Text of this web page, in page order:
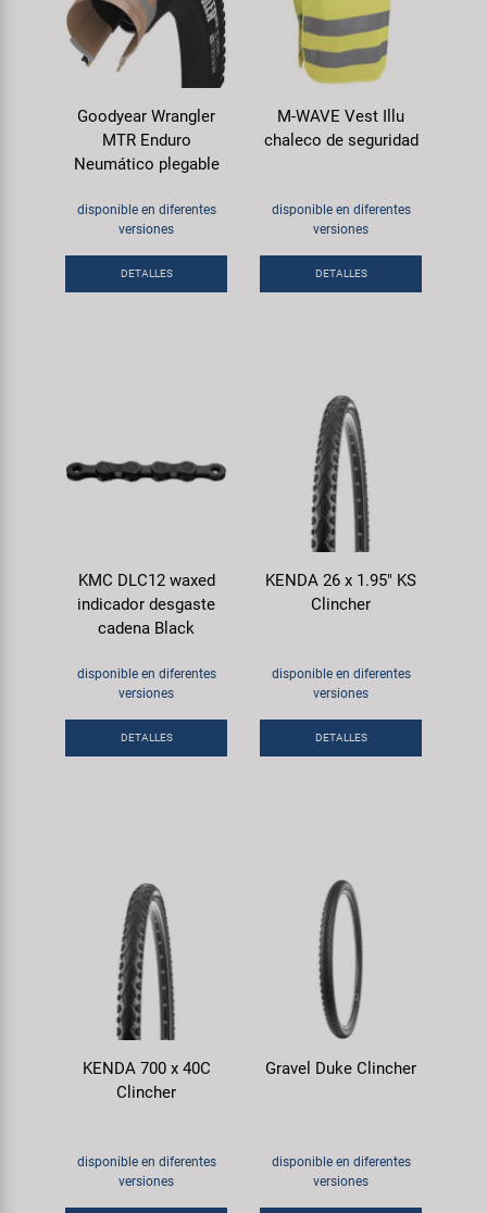
Goodyear Wrangler
MTR Enduro
Neumático plegable
disponible en diferentes
versiones
DETALLES
M-WAVE Vest Illu
chaleco de seguridad
disponible en diferentes
versiones
DETALLES
KMC DLC12 waxed
indicador desgaste
cadena Black
disponible en diferentes
versiones
DETALLES
KENDA 26 x 1.95" KS
Clincher
disponible en diferentes
versiones
DETALLES
KENDA 700 x 40C
Clincher
disponible en diferentes
versiones
Gravel Duke Clincher
disponible en diferentes
versiones